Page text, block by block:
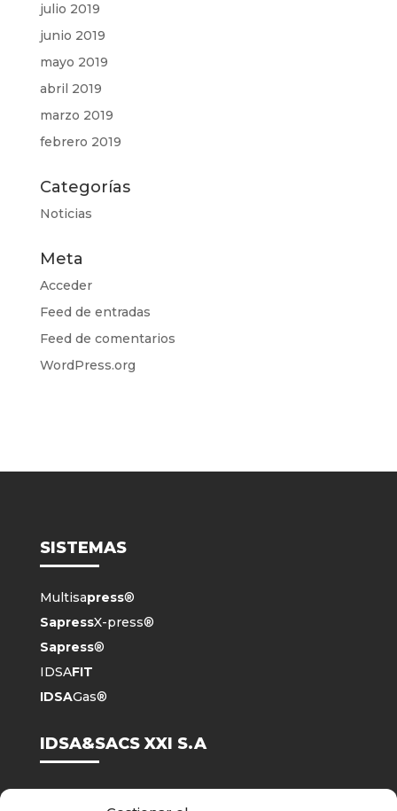
julio 2019
junio 2019
mayo 2019
abril 2019
marzo 2019
febrero 2019
Categorías
Noticias
Meta
Acceder
Feed de entradas
Feed de comentarios
WordPress.org
SISTEMAS
Multisapress®
SapressX-press®
Sapress®
IDSAFIT
IDSAGas®
IDSA&SACS XXI S.A
Nosotros